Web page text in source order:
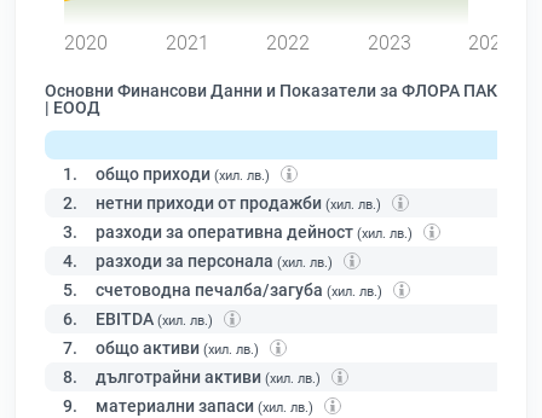
2020 2021 2022 2023 2024
Основни Финансови Данни и Показатели за ФЛОРА ПАК
| ЕООД
1. общо приходи (хил. лв.)
2. нетни приходи от продажби (хил. лв.)
3. разходи за оперативна дейност (хил. лв.)
4. разходи за персонала (хил. лв.)
5. счетоводна печалба/загуба (хил. лв.)
6. EBITDA (хил. лв.)
7. общо активи (хил. лв.)
8. дълготрайни активи (хил. лв.)
9. материални запаси (хил. лв.)